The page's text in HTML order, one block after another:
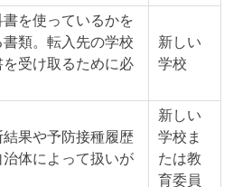
書を使っているかを
類。転入先の学校
を受け取るために必
新しい
学校
果や予防接種履歴
治体によって扱いが
新しい
学校ま
たは教
育委員